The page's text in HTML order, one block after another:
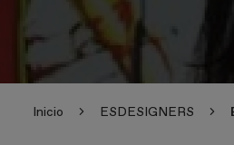
Inicio ESDESIGNERS